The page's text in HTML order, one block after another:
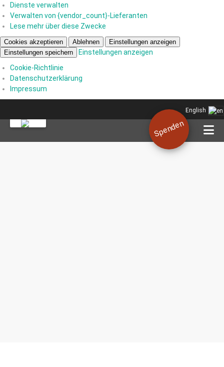
Dienste verwalten
Verwalten von {vendor_count}-Lieferanten
Lese mehr über diese Zwecke
Cookies akzeptieren Ablehnen
Einstellungen anzeigen
Einstellungen speichern
Einstellungen anzeigen
Cookie-Richtlinie
Datenschutzerklärung
Impressum
Spenden
English